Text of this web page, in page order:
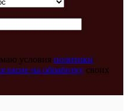
условия политики
на обработку своих